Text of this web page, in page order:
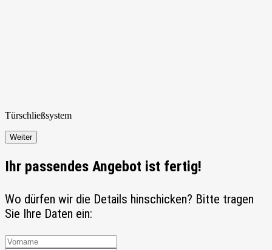
Türschließsystem
Weiter
Ihr passendes Angebot ist fertig!
Wo dürfen wir die Details hinschicken? Bitte tragen
Sie Ihre Daten ein: